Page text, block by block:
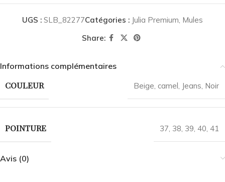
UGS : SLB_82277Catégories : Julia Premium, Mules
Share:
Informations complémentaires
COULEUR Beige, camel, Jeans, Noir
POINTURE 37, 38, 39, 40, 41
Avis (0)